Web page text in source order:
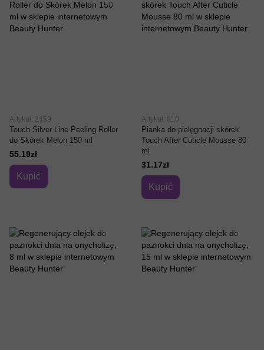
Artykuł: 2459
Touch Silver Line Peeling Roller
do Skórek Melon 150 ml
55.19zł
Kupić
Artykuł: 810
Pianka do pielęgnacji skórek
Touch After Cuticle Mousse 80
ml
31.17zł
Kupić